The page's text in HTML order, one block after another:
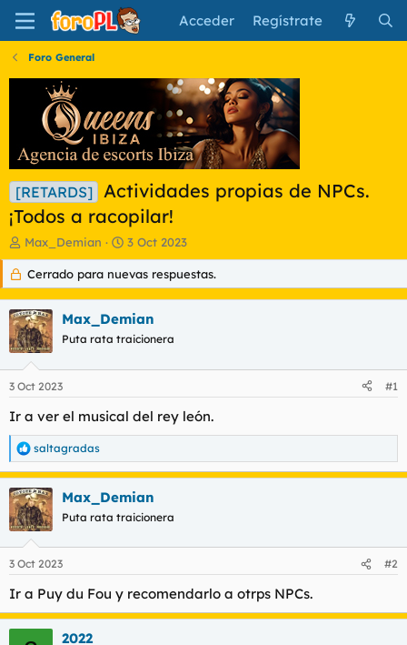
Acceder Regístrate
Foro General
[RETARDS]
Actividades propias de NPCs.
¡Todos a racopilar!
I
n
c
i
a
d
o
r
d
l
t
e
m
a
Max_Demian
F
e
c
h
d
e
n
i
o
3 Oct 2023
Cerrado para nuevas respuestas.
Max_Demian
Puta rata traicionera
3 Oct 2023 #1
Ir a ver el musical del rey león.
R
e
a
c
c
i
e
:
saltagradas
Max_Demian
Puta rata traicionera
3 Oct 2023 #2
Ir a Puy du Fou y recomendarlo a otrps NPCs.
2022